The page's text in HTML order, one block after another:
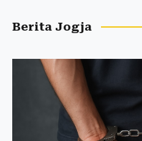
Berita Jogja